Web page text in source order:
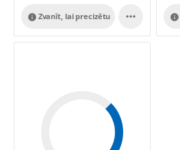
Zvanīt, lai precizētu
  